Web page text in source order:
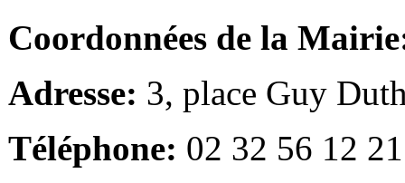
Coordonnées de la
Adresse: 3, place Guy
Téléphone: 02 32 56 12 21